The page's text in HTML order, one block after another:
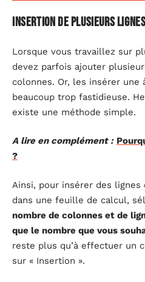
Insertion de plusieurs
Lorsque vous travaillez sur
devez parfois ajouter
colonnes. Or, les insérer une
beaucoup trop fastidieuse.
existe une méthode simple.
A lire en complément :
?
Ainsi, pour insérer des
dans une feuille de calcul,
nombre de colonnes et de
que le nombre que vous
reste plus qu’à effectuer un
sur « Insertion ».